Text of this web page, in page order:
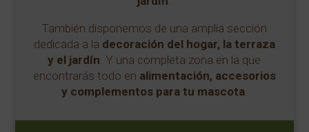
También disponemos de una amplia sección
dedicada a la decoración del hogar, la terraza
y el jardín. Y una completa zona en la que
encontrarás todo en alimentación, accesorios
y complementos para tu mascota.